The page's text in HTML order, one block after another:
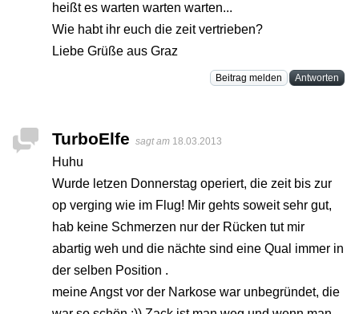
heißt es warten warten warten...
Wie habt ihr euch die zeit vertrieben?
Liebe Grüße aus Graz
Beitrag melden Antworten
TurboElfe sagt am 18.03.2013
Huhu
Wurde letzen Donnerstag operiert, die zeit bis zur
op verging wie im Flug! Mir gehts soweit sehr gut,
hab keine Schmerzen nur der Rücken tut mir
abartig weh und die nächte sind eine Qual immer in
der selben Position .
meine Angst vor der Narkose war unbegründet, die